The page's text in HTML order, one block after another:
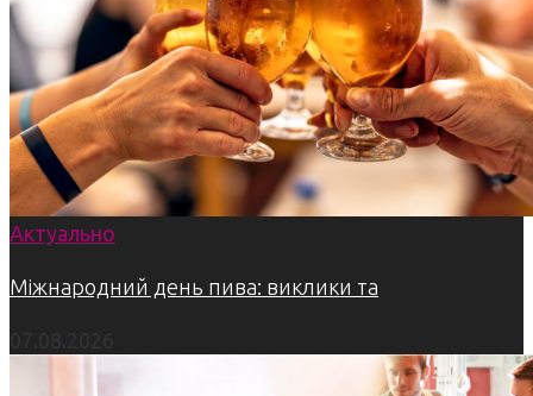
Актуально
Міжнародний день пива: виклики та